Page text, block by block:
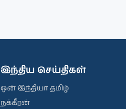
இந்திய செய்திகள்
ஒன் இந்தியா தமிழ்
நக்கீரன்